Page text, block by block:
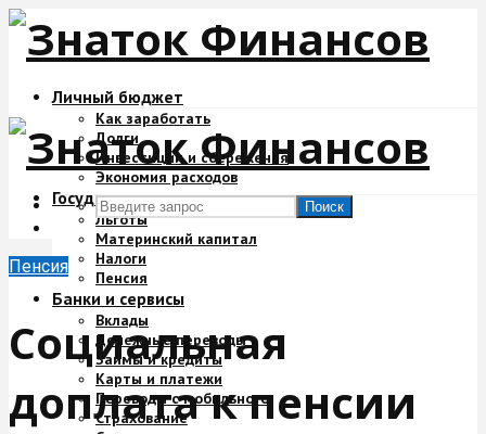
Личный бюджет
Как заработать
Долги
Инвестиции и сбережения
Экономия расходов
Государство и деньги
Льготы
Материнский капитал
Налоги
Пенсия
Банки и сервисы
Вклады
Денежные переводы
Займы и кредиты
Карты и платежи
Переводы с мобильного
Страхование
Поиск
Пенсия
Социальная
доплата к пенсии